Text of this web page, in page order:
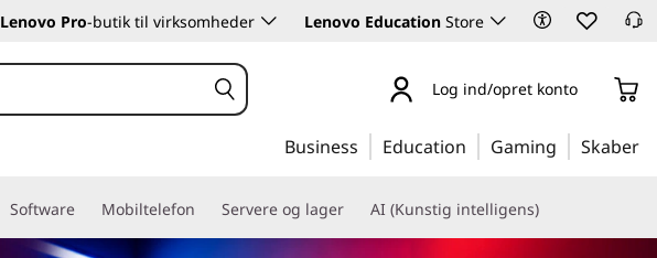
Lenovo Pro-butik til virksomheder Lenovo Education Store
Log ind/opret konto
Business Education Gaming Skaber
Software Mobiltelefon Servere og lager AI (Kunstig intelligens)